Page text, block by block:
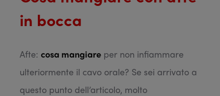
in bocca
Afte: cosa mangiare per non infiammare
ulteriormente il cavo orale? Se sei arrivato a
questo punto dell’articolo, molto